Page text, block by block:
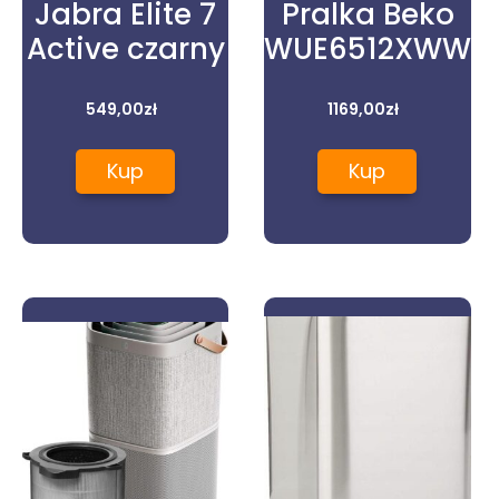
Jabra Elite 7
Active czarny
549,00zł
Kup
Pralka Beko
WUE6512XWW
1169,00zł
Kup